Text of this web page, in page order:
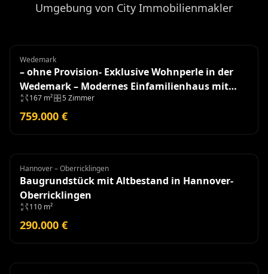
Umgebung von City Immobilienmakler
Einfamilienhaus
Wedemark
– ohne Provision- Exklusive Wohnperle in der
Wedemark – Modernes Einfamilienhaus mit
hochwertiger Ausstattung
167 m² 5 Zimmer
759.000 €
Grundstück
Hannover – Oberricklingen
Baugrundstück mit Altbestand in Hannover-
Oberricklingen
110 m²
290.000 €